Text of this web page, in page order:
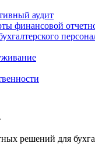
аудит
финансовой
решений для